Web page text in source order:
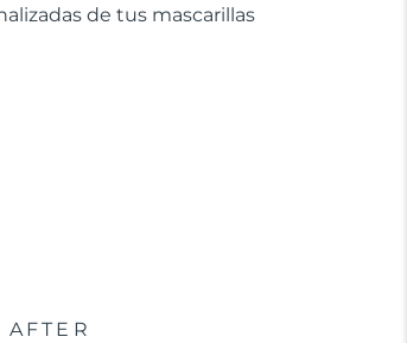
de tus mascarillas